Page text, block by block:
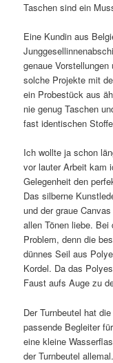
Taschen sind ein
Eine Kundin aus
genaue
solche Projekte mit
ein Probestück aus
nie genug Taschen
fast identischen
Ich wollte ja schon
vor lauter Arbeit kam
Gelegenheit den
Das silberne
und der graue
allen Tönen liebe.
Problem, denn die
dünnes Seil aus
Kordel. Da das
Faust aufs Auge zu
Der Turnbeutel hat
passende Begleiter
eine kleine
der Turnbeutel